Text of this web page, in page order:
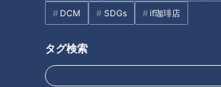
DCM SDGs if珈琲店
タグ検索
番組紹介
ドキュメンタリー